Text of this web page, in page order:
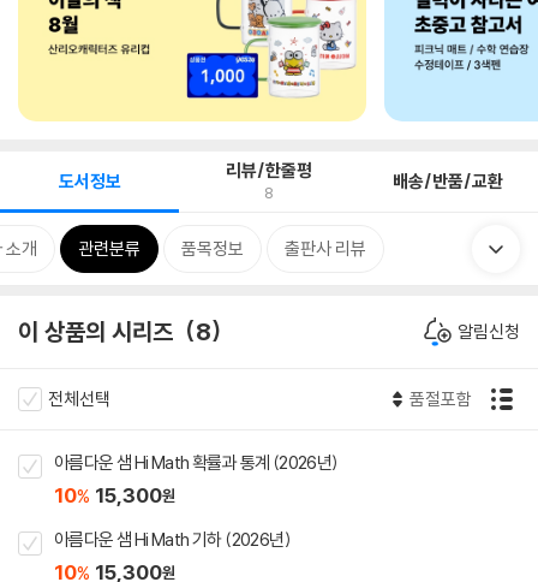
도서정보 리뷰/한줄평
8 배송/반품/교환
소개 관련분류 품목정보 출판사 리뷰
이 상품의 시리즈 8 알림신청
전체선택 품절포함
아름다운 샘 Hi Math 확률과 통계 (2026년)
10% 15,300원
아름다운 샘 Hi Math 기하 (2026년)
10% 15,300원